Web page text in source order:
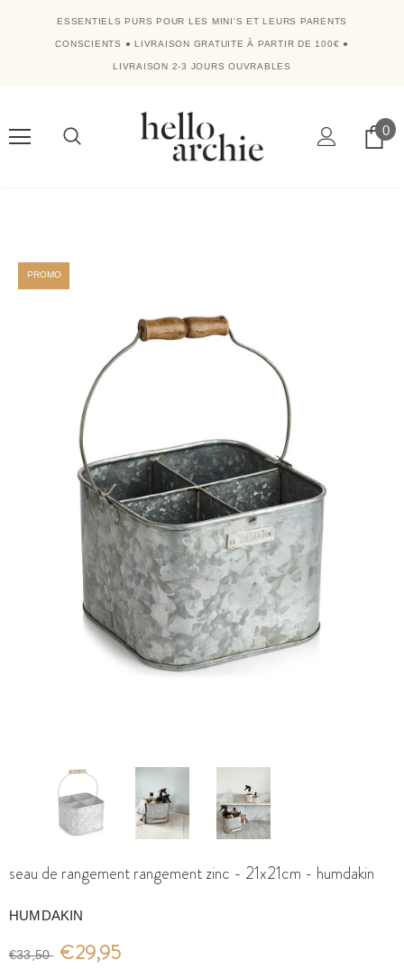
ESSENTIELS PURS POUR LES MINI'S ET LEURS PARENTS
CONSCIENTS ● LIVRAISON GRATUITE À PARTIR DE 100€ ●
LIVRAISON 2-3 JOURS OUVRABLES
0
PROMO
seau de rangement rangement zinc - 21x21cm - humdakin
HUMDAKIN
€33,50 €29,95